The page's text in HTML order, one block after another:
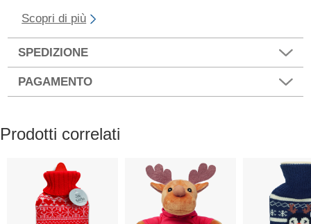
Scopri di più
SPEDIZIONE
PAGAMENTO
Prodotti correlati